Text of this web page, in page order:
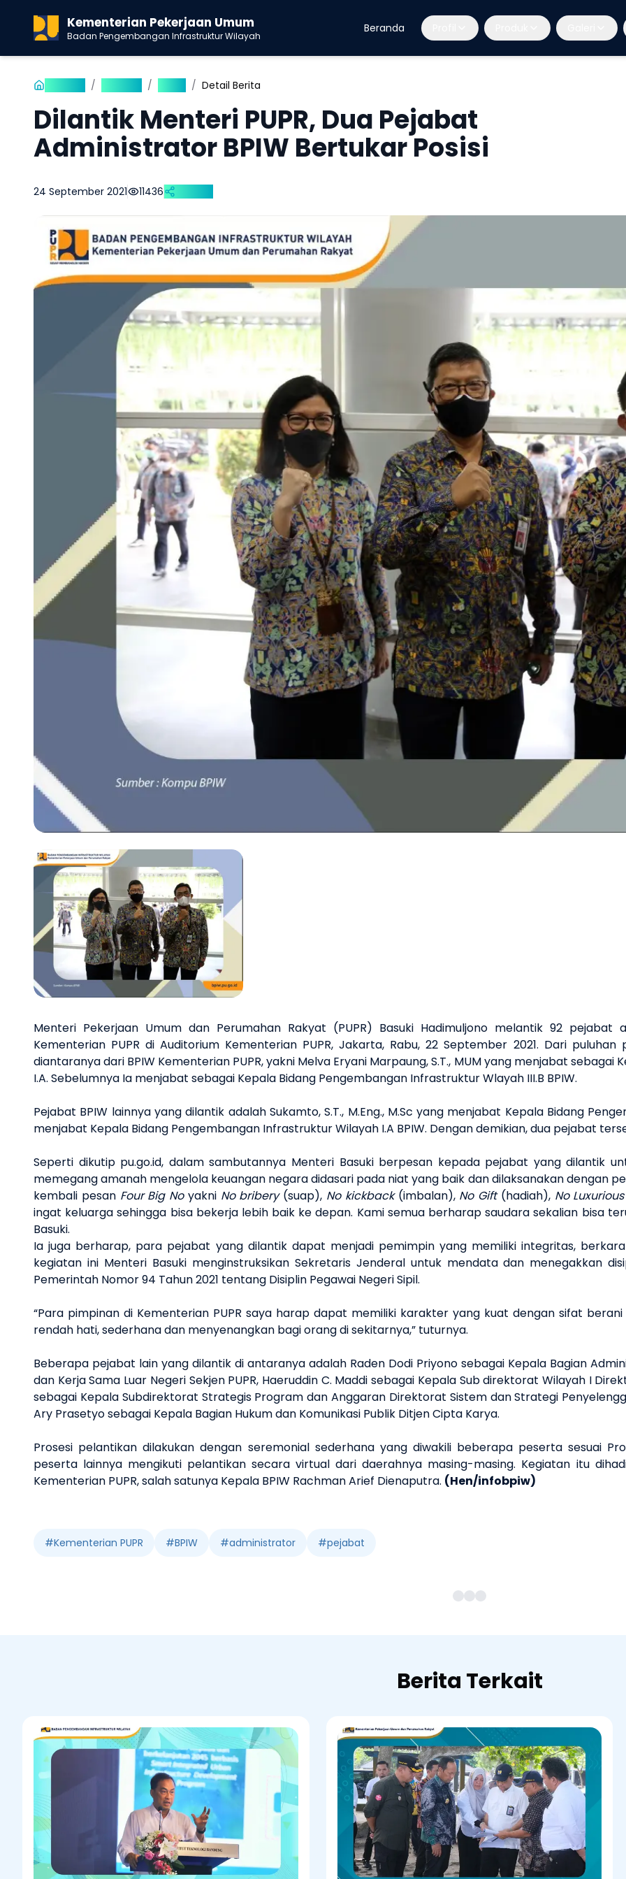
Kementerian Pekerjaan Umum
Badan Pengembangan Infrastruktur Wilayah
Beranda
/ / / Detail Berita
Dilantik Menteri PUPR, Dua Pejabat
Administrator BPIW Bertukar Posisi
24 September 2021 11436
Previous slide
Menteri Pekerjaan Umum dan Perumahan Rakyat (PUPR) Basuki Hadimuljono melantik 92
Kementerian PUPR di Auditorium Kementerian PUPR, Jakarta, Rabu, 22 September 2021. Dari
diantaranya dari BPIW Kementerian PUPR, yakni Melva Eryani Marpaung, S.T., MUM yang menjabat
I.A. Sebelumnya Ia menjabat sebagai Kepala Bidang Pengembangan Infrastruktur Wlayah III.B BPIW.
Pejabat BPIW lainnya yang dilantik adalah Sukamto, S.T., M.Eng., M.Sc yang menjabat Kepala Bidang
menjabat Kepala Bidang Pengembangan Infrastruktur Wilayah I.A BPIW. Dengan demikian, dua pejabat
Seperti dikutip pu.go.id, dalam sambutannya Menteri Basuki berpesan kepada pejabat yang dilantik
memegang amanah mengelola keuangan negara didasari pada niat yang baik dan dilaksanakan dengan
kembali pesan Four Big Noyakni No bribery(suap), No kickback(imbalan), No Gift(hadiah), No
ingat keluarga sehingga bisa bekerja lebih baik ke depan. Kami semua berharap saudara sekalian bisa
Basuki.
Ia juga berharap, para pejabat yang dilantik dapat menjadi pemimpin yang memiliki integritas,
kegiatan ini Menteri Basuki menginstruksikan Sekretaris Jenderal untuk mendata dan menegakkan
Pemerintah Nomor 94 Tahun 2021 tentang Disiplin Pegawai Negeri Sipil.
“Para pimpinan di Kementerian PUPR saya harap dapat memiliki karakter yang kuat dengan sifat
rendah hati, sederhana dan menyenangkan bagi orang di sekitarnya,” tuturnya.
Beberapa pejabat lain yang dilantik di antaranya adalah Raden Dodi Priyono sebagai Kepala Bagian
dan Kerja Sama Luar Negeri Sekjen PUPR, Haeruddin C. Maddi sebagai Kepala Sub direktorat Wilayah I
sebagai Kepala Subdirektorat Strategis Program dan Anggaran Direktorat Sistem dan Strategi
Ary Prasetyo sebagai Kepala Bagian Hukum dan Komunikasi Publik Ditjen Cipta Karya.
Prosesi pelantikan dilakukan dengan seremonial sederhana yang diwakili beberapa peserta sesuai
peserta lainnya mengikuti pelantikan secara virtual dari daerahnya masing-masing. Kegiatan itu
Kementerian PUPR, salah satunya Kepala BPIW Rachman Arief Dienaputra. (Hen/infobpiw)
#Kementerian PUPR #BPIW #administrator #pejabat
Berita Terkait